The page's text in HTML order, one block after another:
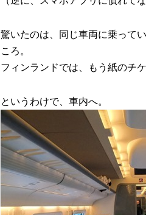
驚いたのは、同じ車両に乗って
ころ。
フィンランドでは、もう紙のチ
というわけで、車内へ。